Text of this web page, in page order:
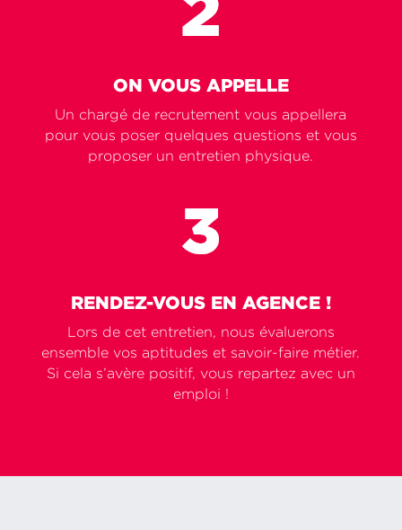
ON VOUS APPELLE
Un chargé de recrutement vous appellera
pour vous poser quelques questions et vous
proposer un entretien physique.
RENDEZ-VOUS EN AGENCE !
Lors de cet entretien, nous évaluerons
ensemble vos aptitudes et savoir-faire métier.
Si cela s’avère positif, vous repartez avec un
emploi !